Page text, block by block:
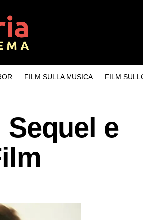
FILM SULLA MUSICA FILM
e